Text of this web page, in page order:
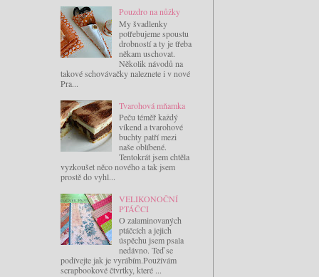
Pouzdro na nůžky
My švadlenky
potřebujeme spoustu
drobností a ty je třeba
někam uschovat.
Několik návodů na
takové schovávačky naleznete i v nové
Pra...
Tvarohová mňamka
Peču téměř každý
víkend a tvarohové
buchty patří mezi
naše oblíbené.
Tentokrát jsem chtěla
vyzkoušet něco nového a tak jsem
prostě do vyhl...
VELIKONOČNÍ
PTÁČCI
O zalaminovaných
ptáčcích a jejich
úspěchu jsem psala
nedávno. Teď se
podívejte jak je vyrábím.Používám
scrapbookové čtvrtky, které ...